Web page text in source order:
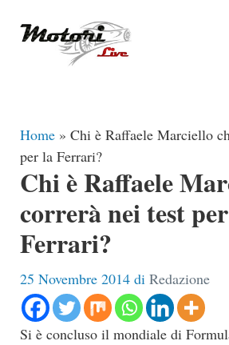
Home » Chi è Raffaele Marciello
per la Ferrari?
Chi è Raffaele
correrà nei test
Ferrari?
25 Novembre 2014 di Redazione
Si è concluso il mondiale di